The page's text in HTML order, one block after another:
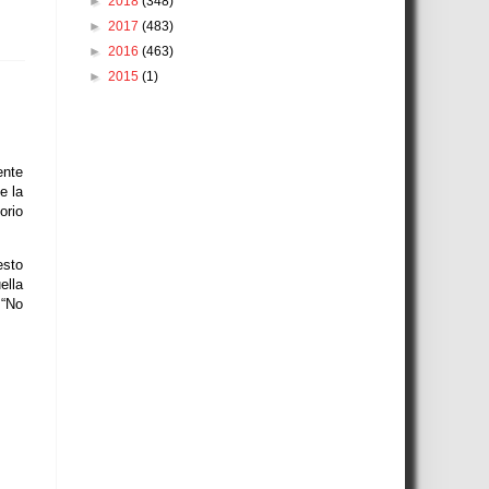
la
► 2017 (483)
► 2016 (463)
► 2015 (1)